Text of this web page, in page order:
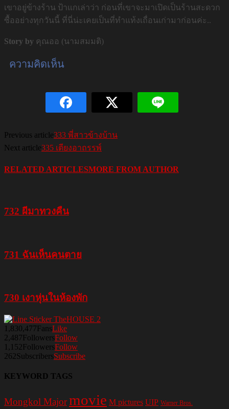
เขาอยู่ข้างร้าน ป้าแกเล่าว่า ก่อนที่เขาจะมาเปิดเป็นร้านสะดวก
ซื้ออย่างทุกวันนี้ ที่นี่น่ะเคยเป็นที่ทำแท้งเถื่อนเก่ามาก่อนค่ะ..
Story by คุณออ (นามสมมติ)
ความคิดเห็น
Previous article333 พี่สาวข้างบ้าน
Next article335 เตียงอาถรรพ์
RELATED ARTICLESMORE FROM AUTHOR
732 ผีมาทวงคืน
731 ฉันเห็นคนตาย
730 เงาหุ่นในห้องพัก
1,830,477FansLike
2,487FollowersFollow
1,152FollowersFollow
262SubscribersSubscribe
KEYWORD TAGS
Mongkol Majormovie M pictures UIP Warner Bros.